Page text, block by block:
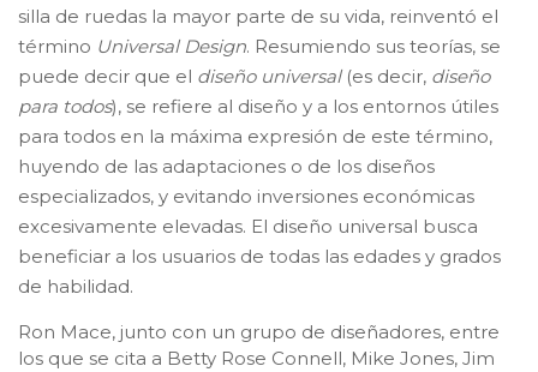
silla de ruedas la mayor parte de su vida, reinventó el
término Universal Design. Resumiendo sus teorías, se
puede decir que el diseño universal (es decir, diseño
para todos), se refiere al diseño y a los entornos útiles
para todos en la máxima expresión de este término,
huyendo de las adaptaciones o de los diseños
especializados, y evitando inversiones económicas
excesivamente elevadas. El diseño universal busca
beneficiar a los usuarios de todas las edades y grados
de habilidad.
Ron Mace, junto con un grupo de diseñadores, entre
los que se cita a Betty Rose Connell, Mike Jones, Jim